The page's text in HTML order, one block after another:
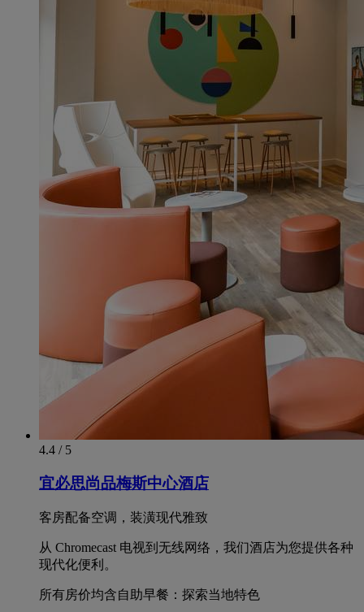
4.4 / 5
宜必思尚品梅斯中心酒店
客房配备空调，装潢现代雅致
从 Chromecast 电视到无线网络，我们酒店为您提供各种
现代化便利。
所有房价均含自助早餐：探索当地特色